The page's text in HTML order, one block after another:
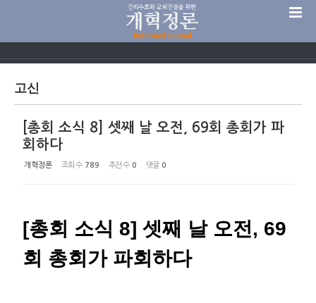
고신
[총회 소식 8] 셋째 날 오전, 69회 총회가 파
회하다
개혁정론 조회 수 789 추천 수 0 댓글 0
[총회 소식 8] 셋째 날 오전, 69
회 총회가 파회하다
Sketchbook5, 스케치북5
Sketchbook5, 스케치북5